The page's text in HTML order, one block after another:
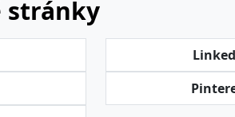
stránky